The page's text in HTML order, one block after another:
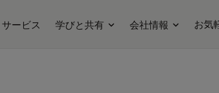
サービス 学びと共有 会社情報 お気